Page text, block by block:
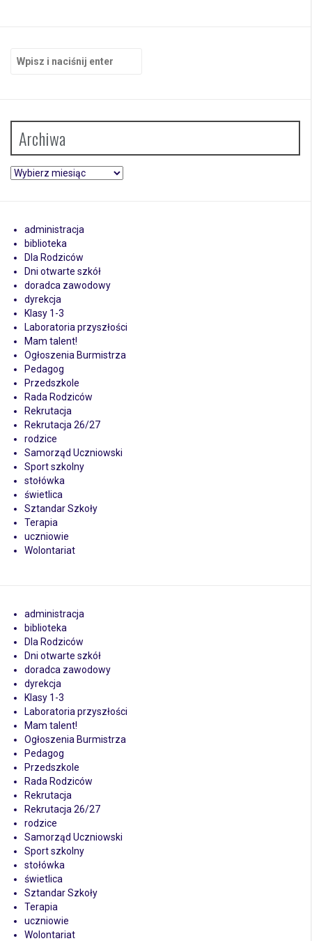
Archiwa
Archiwa
administracja
biblioteka
Dla Rodziców
Dni otwarte szkół
doradca zawodowy
dyrekcja
Klasy 1-3
Laboratoria przyszłości
Mam talent!
Ogłoszenia Burmistrza
Pedagog
Przedszkole
Rada Rodziców
Rekrutacja
Rekrutacja 26/27
rodzice
Samorząd Uczniowski
Sport szkolny
stołówka
świetlica
Sztandar Szkoły
Terapia
uczniowie
Wolontariat
administracja
biblioteka
Dla Rodziców
Dni otwarte szkół
doradca zawodowy
dyrekcja
Klasy 1-3
Laboratoria przyszłości
Mam talent!
Ogłoszenia Burmistrza
Pedagog
Przedszkole
Rada Rodziców
Rekrutacja
Rekrutacja 26/27
rodzice
Samorząd Uczniowski
Sport szkolny
stołówka
świetlica
Sztandar Szkoły
Terapia
uczniowie
Wolontariat